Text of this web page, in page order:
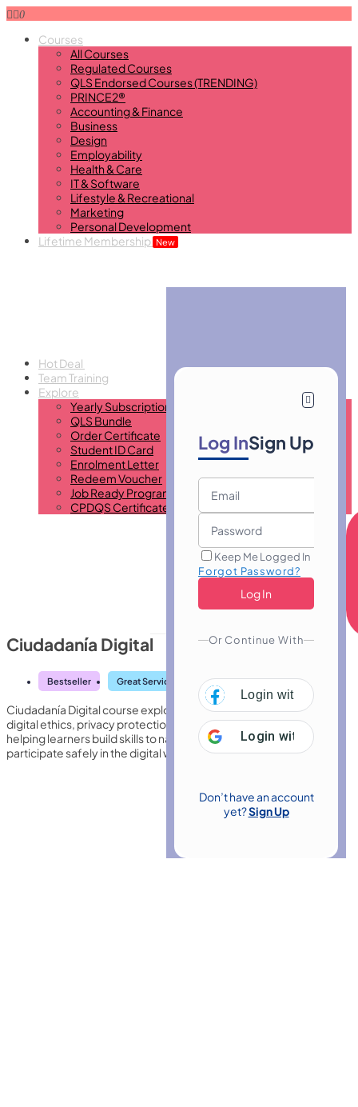
0
Courses
All Courses
Regulated Courses
QLS Endorsed Courses (TRENDING)
PRINCE2®
Accounting & Finance
Business
Design
Employability
Health & Care
IT & Software
Lifestyle & Recreational
Marketing
Personal Development
Lifetime Membership New
Hot Deal
Team Training
Explore
Yearly Subscription
QLS Bundle
Order Certificate
Student ID Card
Enrolment Letter
Redeem Voucher
Job Ready Program
CPDQS Certificate
Log InSign Up
Keep Me Logged In
Forgot Password?
Or Continue With
Login with
Login with Google
Don’t have an account
yet?Sign Up
Ciudadanía Digital
Bestseller Great Service Highly Rated Trending
Ciudadanía Digital course explores responsible online behaviour,
digital ethics, privacy protection, cyber safety, and media literacy,
helping learners build skills to navigate, communicate, and
participate safely in the digital world.